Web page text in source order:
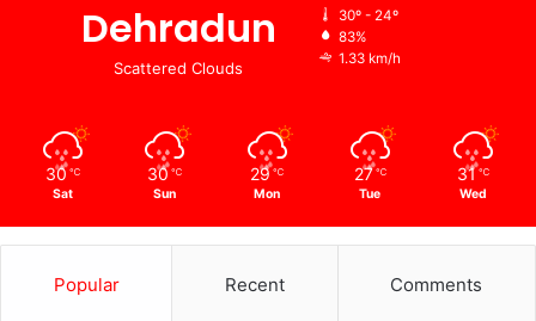
Dehradun
Scattered Clouds
30º - 24º
83%
1.33 km/h
30 ℃
Sat
30 ℃
Sun
29 ℃
Mon
27 ℃
Tue
31 ℃
Wed
Popular Recent Comments